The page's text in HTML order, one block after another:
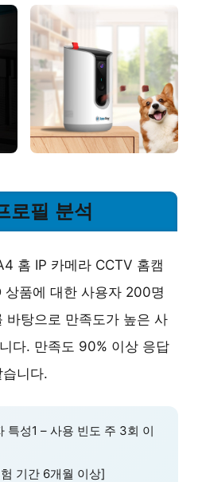
로필 분석
홈 IP 카메라 CCTV 홈캠
품에 대한 사용자 200명
바탕으로 만족도가 높은 사
다. 만족도 90% 이상 응답
니다.
특성1 – 사용 빈도 주 3회 이
기간 6개월 이상]